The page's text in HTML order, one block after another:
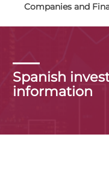
Companies and
Spanish
information